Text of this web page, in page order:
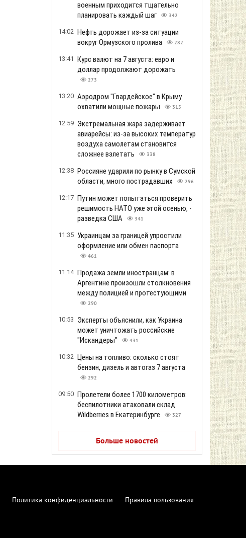
военным приходится тщательно
планировать каждый шаг
342
14:02 Нефть дорожает из-за ситуации
вокруг Ормузского пролива
282
13:41 Курс валют на 7 августа: евро и
доллар продолжают дорожать
273
13:20 Аэродром "Гвардейское" в Крыму
охватили мощные пожары
315
12:59 Экстремальная жара задерживает
авиарейсы: из-за высоких температур
воздуха самолетам становится
сложнее взлетать
338
12:38 Россияне ударили по рынку в Сумской
области, много пострадавших
296
12:17 Путин может попытаться проверить
решимость НАТО уже этой осенью, -
разведка США
341
11:35 Украинцам за границей упростили
оформление или обмен паспорта
461
11:14 Продажа земли иностранцам: в
Аргентине произошли столкновения
между полицией и протестующими
290
10:53 Эксперты объяснили, как Украина
может уничтожать российские
"Искандеры"
431
10:32 Цены на топливо: сколько стоят
бензин, дизель и автогаз 7 августа
292
09:50 Пролетели более 1700 километров:
беспилотники атаковали склад
Wildberries в Екатеринбурге
327
Больше новостей
Политика конфиденциальности
Правила пользования